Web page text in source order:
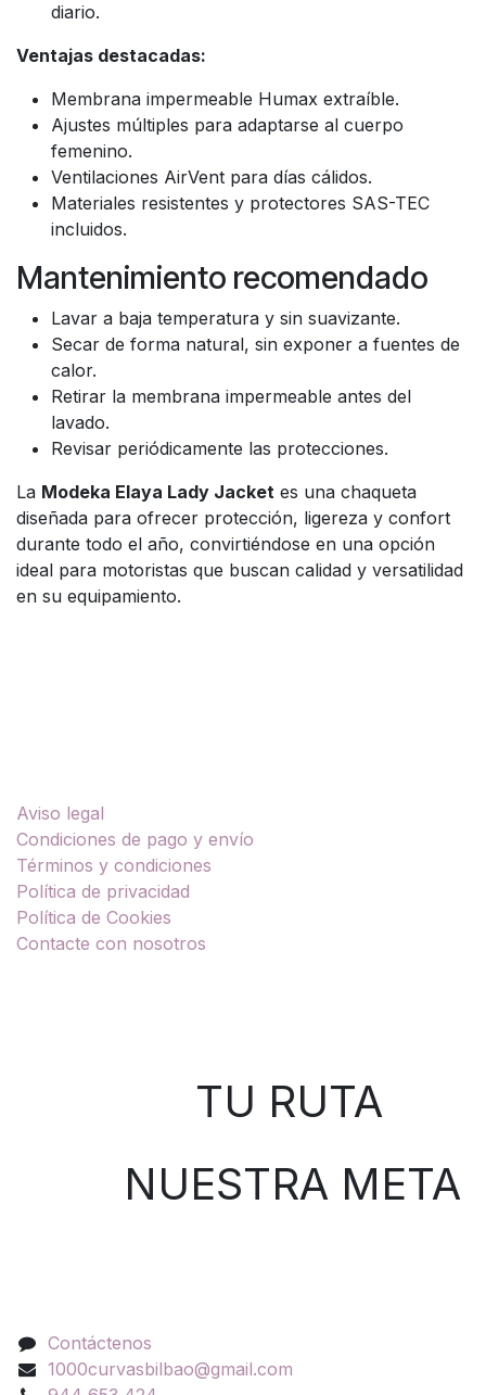
diario.
Ventajas destacadas:
Membrana impermeable Humax extraíble.
Ajustes múltiples para adaptarse al cuerpo
femenino.
Ventilaciones AirVent para días cálidos.
Materiales resistentes y protectores SAS-TEC
incluidos.
Mantenimiento recomendado
Lavar a baja temperatura y sin suavizante.
Secar de forma natural, sin exponer a fuentes de
calor.
Retirar la membrana impermeable antes del
lavado.
Revisar periódicamente las protecciones.
La Modeka Elaya Lady Jacket es una chaqueta
diseñada para ofrecer protección, ligereza y confort
durante todo el año, convirtiéndose en una opción
ideal para motoristas que buscan calidad y versatilidad
en su equipamiento.
Aviso legal
Condiciones de pago y envío
Términos y condiciones
Política de privacidad
Política de Cookies
Contacte con nosotros
TU RUTA
NUESTRA META
Contáctenos
1000curvasbilbao@gmail.com